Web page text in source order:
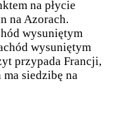
na płycie
na Azorach.
wysuniętym
wysuniętym
przypada Francji,
siedzibę na